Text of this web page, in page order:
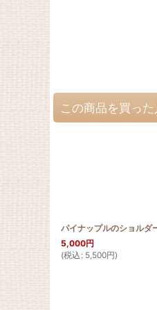
この商品を買っ
5,000円
(税込 : 5,500円)